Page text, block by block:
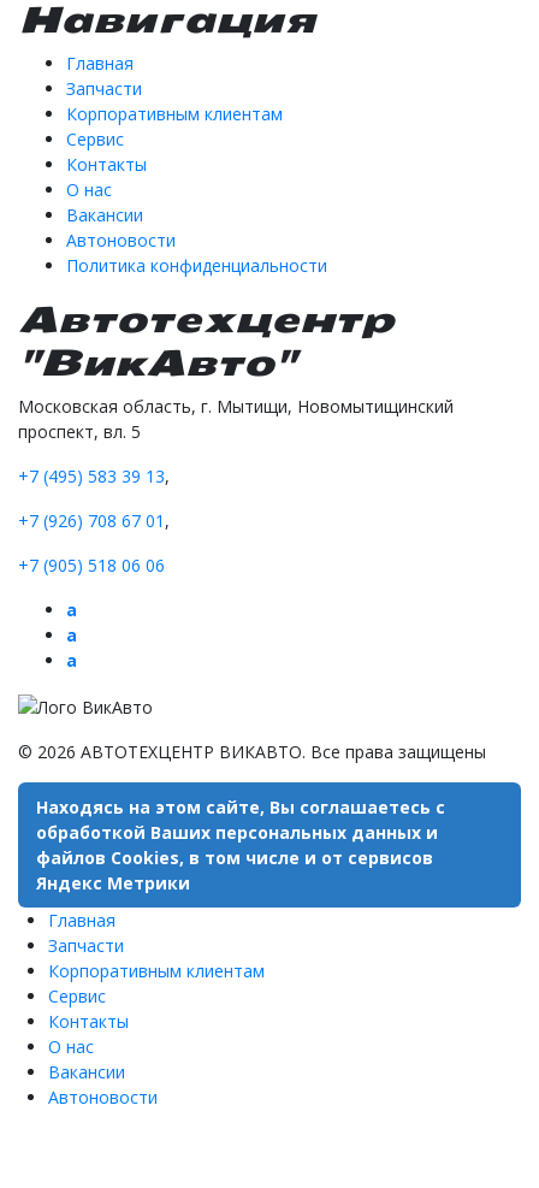
Навигация
Главная
Запчасти
Корпоративным клиентам
Сервис
Контакты
О нас
Вакансии
Автоновости
Политика конфиденциальности
Автотехцентр
"ВикАвто"
Московская область, г. Мытищи, Новомытищинский
проспект, вл. 5
+7 (495) 583 39 13,
+7 (926) 708 67 01 ,
+7 (905) 518 06 06
a
a
a
© 2026 АВТОТЕХЦЕНТР ВИКАВТО. Все права защищены
Находясь на этом сайте, Вы соглашаетесь с
обработкой Ваших персональных данных и
файлов Cookies, в том числе и от сервисов
Яндекс Метрики
Главная
Запчасти
Корпоративным клиентам
Сервис
Контакты
О нас
Вакансии
Автоновости